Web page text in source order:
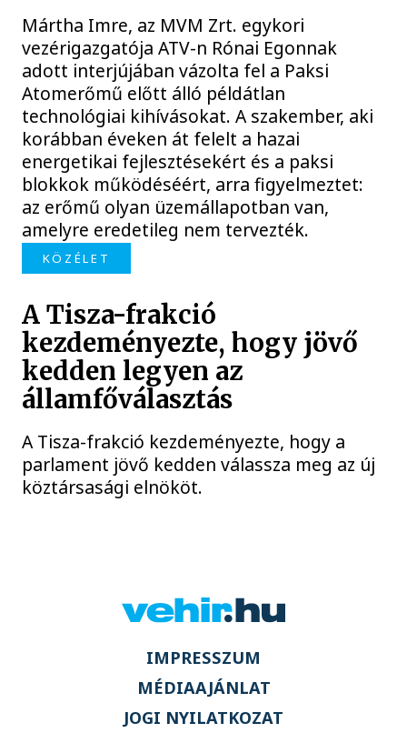
Mártha Imre, az MVM Zrt. egykori
vezérigazgatója ATV-n Rónai Egonnak
adott interjújában vázolta fel a Paksi
Atomerőmű előtt álló példátlan
technológiai kihívásokat. A szakember, aki
korábban éveken át felelt a hazai
energetikai fejlesztésekért és a paksi
blokkok működéséért, arra figyelmeztet:
az erőmű olyan üzemállapotban van,
amelyre eredetileg nem tervezték.
KÖZÉLET
A Tisza-frakció
kezdeményezte, hogy jövő
kedden legyen az
államfőválasztás
A Tisza-frakció kezdeményezte, hogy a
parlament jövő kedden válassza meg az új
köztársasági elnököt.
IMPRESSZUM
MÉDIAAJÁNLAT
JOGI NYILATKOZAT